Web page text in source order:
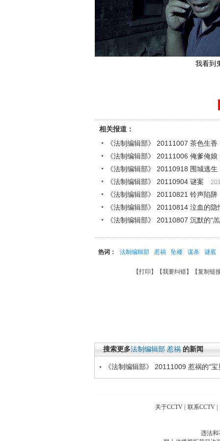
我看到
相关报道：
《法制编辑部》 20111007 茶色生香
《法制编辑部》 20111006 俺爹俺娘
《法制编辑部》 20110918 围城逃生
《法制编辑部》 20110904 谜案
《法制编辑部》 20110821 铃声陷阱
《法制编辑部》 20110814 泣血的隐
《法制编辑部》 20110807 沉默的“
热词： 法制编辑部 惹祸 坠楼 谋杀 谜底
【打印 】【我要纠错】【复制链
搜索更多法制编辑部 惹祸 的新闻
《法制编辑部》 20111009 惹祸的“宝
关于CCTV 联系CCTV
违法